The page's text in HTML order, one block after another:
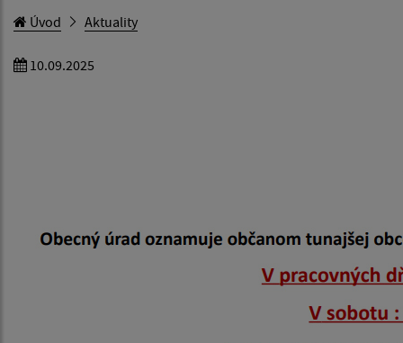
Úvod Aktuality
10.09.2025